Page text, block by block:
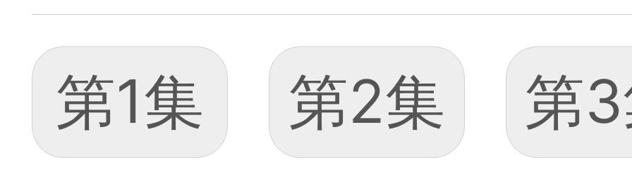
第1集 第2集
第